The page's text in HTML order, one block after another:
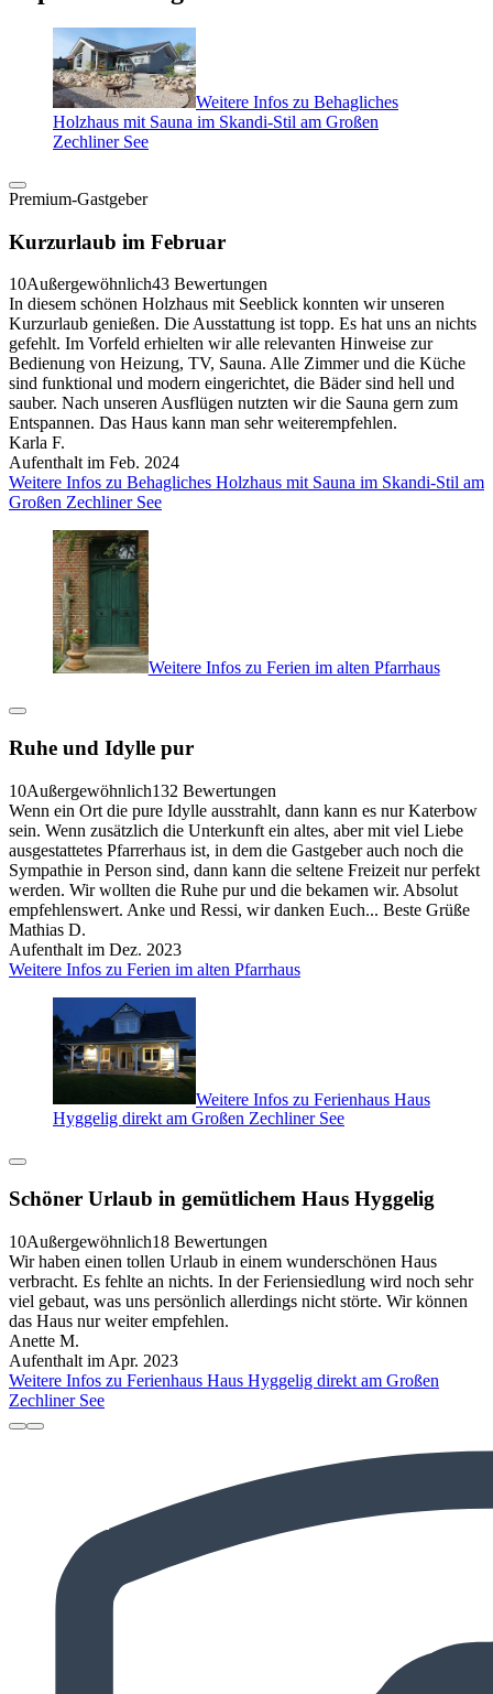
Weitere Infos zu Behagliches
Holzhaus mit Sauna im Skandi-Stil am Großen
Zechliner See
Premium-Gastgeber
Kurzurlaub im Februar
10Außergewöhnlich43 Bewertungen
In diesem schönen Holzhaus mit Seeblick konnten wir unseren
Kurzurlaub genießen. Die Ausstattung ist topp. Es hat uns an nichts
gefehlt. Im Vorfeld erhielten wir alle relevanten Hinweise zur
Bedienung von Heizung, TV, Sauna. Alle Zimmer und die Küche
sind funktional und modern eingerichtet, die Bäder sind hell und
sauber. Nach unseren Ausflügen nutzten wir die Sauna gern zum
Entspannen. Das Haus kann man sehr weiterempfehlen.
Karla F.
Aufenthalt im Feb. 2024
Weitere Infos zu Behagliches Holzhaus mit Sauna im Skandi-Stil am
Großen Zechliner See
Weitere Infos zu Ferien im alten Pfarrhaus
Ruhe und Idylle pur
10Außergewöhnlich132 Bewertungen
Wenn ein Ort die pure Idylle ausstrahlt, dann kann es nur Katerbow
sein. Wenn zusätzlich die Unterkunft ein altes, aber mit viel Liebe
ausgestattetes Pfarrerhaus ist, in dem die Gastgeber auch noch die
Sympathie in Person sind, dann kann die seltene Freizeit nur perfekt
werden. Wir wollten die Ruhe pur und die bekamen wir. Absolut
empfehlenswert. Anke und Ressi, wir danken Euch... Beste Grüße
Mathias D.
Aufenthalt im Dez. 2023
Weitere Infos zu Ferien im alten Pfarrhaus
Weitere Infos zu Ferienhaus Haus
Hyggelig direkt am Großen Zechliner See
Schöner Urlaub in gemütlichem Haus Hyggelig
10Außergewöhnlich18 Bewertungen
Wir haben einen tollen Urlaub in einem wunderschönen Haus
verbracht. Es fehlte an nichts. In der Feriensiedlung wird noch sehr
viel gebaut, was uns persönlich allerdings nicht störte. Wir können
das Haus nur weiter empfehlen.
Anette M.
Aufenthalt im Apr. 2023
Weitere Infos zu Ferienhaus Haus Hyggelig direkt am Großen
Zechliner See